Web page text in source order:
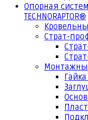
Опорная
TECHNORAPTOR®
Страт-